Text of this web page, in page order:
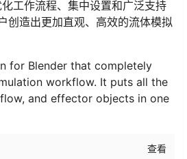
工作流程、集中设置和广泛支持
创造出更加直观、高效的流体模拟
for Blender that completely
workflow. It puts all the
and effector objects in one
查看